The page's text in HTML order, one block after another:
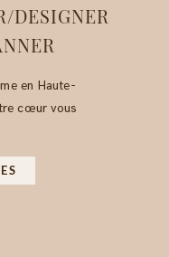
DESIGNER
en Haute-
cœur vous